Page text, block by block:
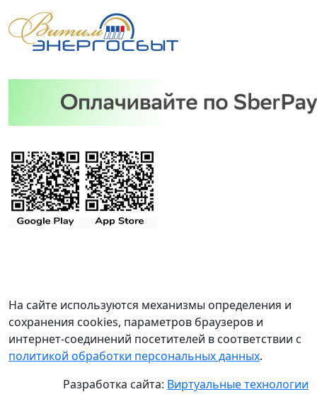
На сайте используются механизмы определения и
сохранения cookies, параметров браузеров и
интернет-соединений посетителей в соответствии с
политикой обработки персональных данных.
Разработка сайта: Виртуальные технологии